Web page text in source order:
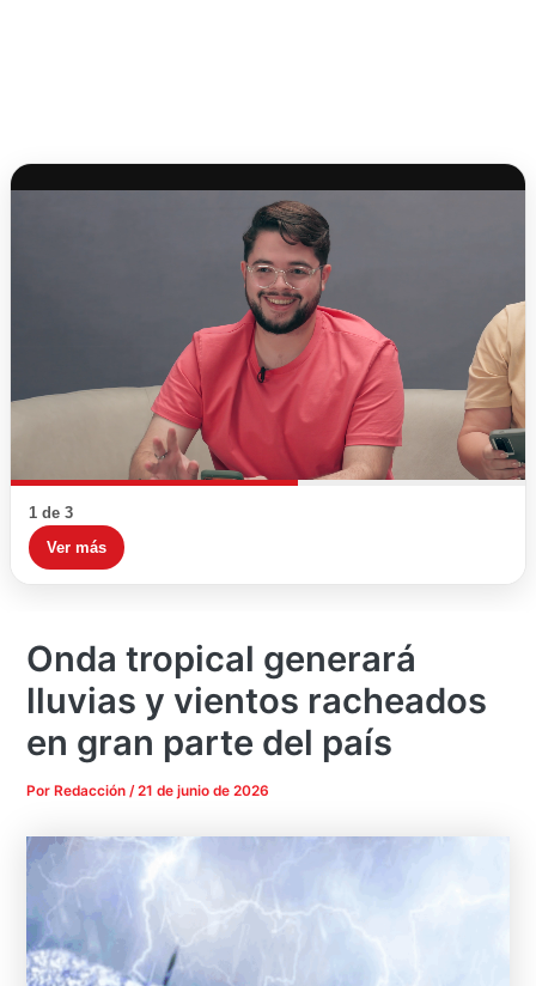
1 de 3
Ver más
Onda tropical generará
lluvias y vientos racheados
en gran parte del país
Por Redacción/21 de junio de 2026